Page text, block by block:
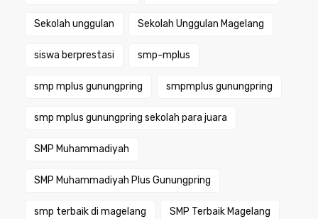
Sekolah unggulan Sekolah Unggulan Magelang
siswa berprestasi smp-mplus
smp mplus gunungpring smpmplus gunungpring
smp mplus gunungpring sekolah para juara
SMP Muhammadiyah
SMP Muhammadiyah Plus Gunungpring
smp terbaik di magelang SMP Terbaik Magelang